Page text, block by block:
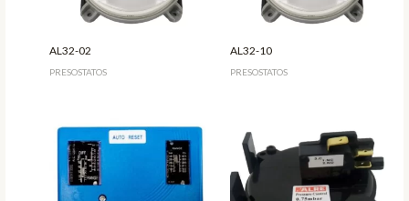
AL32-02
PRESOSTATOS
AL32-10
PRESOSTATOS